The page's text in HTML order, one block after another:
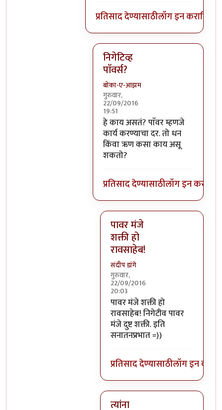
प्रतिसाद देण्यासाठीलॉग इन कराकिंवा
निगेटिव्ह
पाॅवर्स?
बोका-ए-आझम
गुरुवार,
22/09/2016
19:51
In reply toआजच्या भाषेत सांगायचं
हे काय असतं? पाॅवर म्हणजे
कार्य करण्याचा दर. तो धन
किंवा ऋण कसा काय असू
शकतो?
प्रतिसाद देण्यासाठीलॉग इन करा
पावर मंजे
शक्ती हो
रावसाहेब!
संदीप डांगे
गुरुवार,
22/09/2016
20:03
In reply toनिगेटिव्ह पाॅवर्स?
पावर मंजे शक्ती हो
रावसाहेब! निगेटीव पावर
मंजे दुष्ट शक्ती. इति
सनातनप्रभात =))
प्रतिसाद देण्यासाठीलॉग इन करा
त्यांना